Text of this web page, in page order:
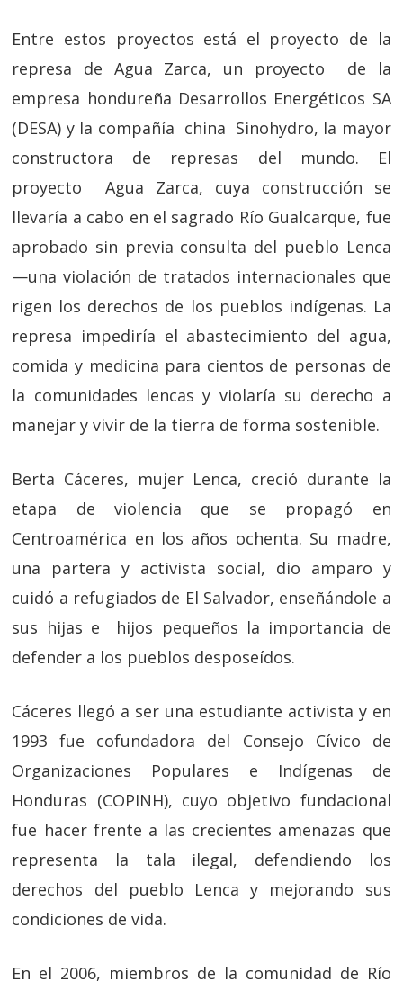
Entre estos proyectos está el proyecto de la
represa de Agua Zarca, un proyecto de la
empresa hondureña Desarrollos Energéticos SA
(DESA) y la compañía china Sinohydro, la mayor
constructora de represas del mundo. El
proyecto Agua Zarca, cuya construcción se
llevaría a cabo en el sagrado Río Gualcarque, fue
aprobado sin previa consulta del pueblo Lenca
—una violación de tratados internacionales que
rigen los derechos de los pueblos indígenas. La
represa impediría el abastecimiento del agua,
comida y medicina para cientos de personas de
la comunidades lencas y violaría su derecho a
manejar y vivir de la tierra de forma sostenible.
Berta Cáceres, mujer Lenca, creció durante la
etapa de violencia que se propagó en
Centroamérica en los años ochenta. Su madre,
una partera y activista social, dio amparo y
cuidó a refugiados de El Salvador, enseñándole a
sus hijas e hijos pequeños la importancia de
defender a los pueblos desposeídos.
Cáceres llegó a ser una estudiante activista y en
1993 fue cofundadora del Consejo Cívico de
Organizaciones Populares e Indígenas de
Honduras (COPINH), cuyo objetivo fundacional
fue hacer frente a las crecientes amenazas que
representa la tala ilegal, defendiendo los
derechos del pueblo Lenca y mejorando sus
condiciones de vida.
En el 2006, miembros de la comunidad de Río